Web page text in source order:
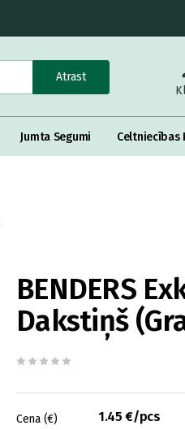
Atrast
Jumta Segumi Celtniecības
BENDERS
Dakstiņš
Cena (€) 1.45 €/pcs